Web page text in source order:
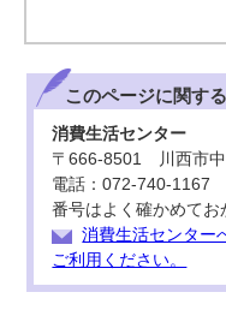
このページに関する
消費生活センター
〒666-8501 川西市
電話：072-740-1167
番号はよく確かめてお
消費生活センター
ご利用ください。